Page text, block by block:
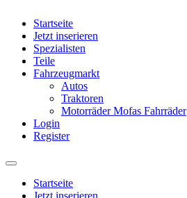
Startseite
Jetzt inserieren
Spezialisten
Teile
Fahrzeugmarkt
Autos
Traktoren
Motorräder Mofas Fahrräder
Login
Register
Startseite
Jetzt inserieren